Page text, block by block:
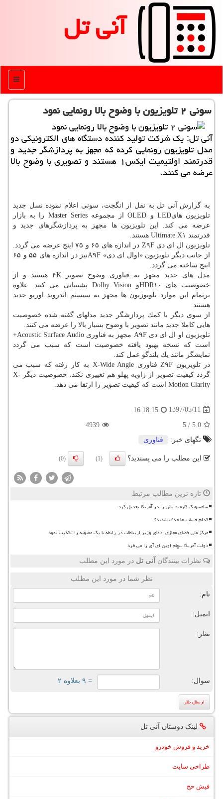
آنی تل
منو
سونی ۲ تلویزیون با وضوح بالا رونمایی نمود
آنی تل: یك شركت تولید كننده دستگاه های الكترونیكی دو
مدل تلویزیون رونمایی كرده كه مجهز به پردازشگر جدید و
قدرتمند اولتیمیت ایكس۱ هستند و تصویری با وضوح بالا
عرضه می كنند.
به گزارش آنی تل به نقل از انگجت، سونی اعلام نموده نسل جدید
تلویزیون هایLED و OLED از مجموعه Master Series را به بازار
عرضه می كند. این تلویزیون ها مجهز به پردازشگرهای جدید و
قدرتمند Ultimate X۱ هستند.
تلویزیون ال ای دی Z۹F در اندازه های ۶۵ و ۷۵ اینچ عرضه می گردد.
از جانب دیگر تلویزیون «اوال ای دی» A۹Fنیز در اندازه های ۵۵ و ۶۵
اینچ ساخته می گردد.
مدل های جدید مجهز به فناوری وضوح تصویر ۴K هستند و از
خصوصیت های HDR۱۰و Dolby Vision پشتیبانی می كنند. علاوه
برتمام این موارد تلویوزیون ها مجهز به سیستم اندروید اوریو جدید
هستند.
از سوی دیگر با كمك پردازشگر جدید مدلهای گفته شده خصوصیت
هایی كاملا جدید مانند تصویر با وضوح بسیار بالا را عرضه می كنند.
تلویزیون او ال ای دی A۹F مجهز به فناوری Acoustic Surface Audio+
است كه نسخه بهبود یافته خصوصیت است كه سبب می گردد
نمایشگر مانند یك بلندگو عمل كند.
در تلویزیون Z۹F فناوری X-Wide Angle به كار رفته كه سبب می
گردد كیفیت تصویر از زاویه پهلو هم تغییری نكند. خصوصیت دیگر X-
Motion Clarity است كه كیفیت تصویر را ارتقا می دهد.
1397/05/11
16:18:15
5.0
/
5
4939
تگهای خبر:
فناوری
این مطلب را می پسندید؟ (1)
(0)
تازه ترین مطالب مرتبط
سامسونگ کارمندانش را در آمریکا تعدیل کرد
کدام حساب ها حذف شدند؟
مرکز ملی فضای مجازی ادعای وزیر ارتباطات در رابطه با یک مصوبه را تکذیب نمود
دولت آمریکا سهام اوپن ای آی را می خرد
نظرات بینندگان آنی تل در مورد این مطلب
نظر شما در مورد این مطلب
نام:
ایمیل:
نظر:
سوال: = ۹ بعلاوه ۲
لینک دوستان آنی تل
خرید و فروش خودرو
طراحی سایت
فیش حج